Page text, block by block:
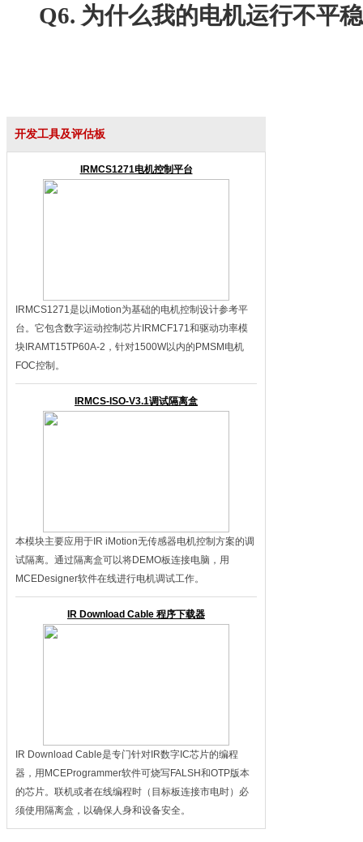
Q6. 为什么我的电机运行不平
开发工具及评估板
IRMCS1271电机控制平台
IRMCS1271是以iMotion为基础的电机控制设计参考平
台。它包含数字运动控制芯片IRMCF171和驱动功率模
块IRAMT15TP60A-2，针对1500W以内的PMSM电机
FOC控制。
IRMCS-ISO-V3.1调试隔离盒
本模块主要应用于IR iMotion无传感器电机控制方案的调
试隔离。通过隔离盒可以将DEMO板连接电脑，用
MCEDesigner软件在线进行电机调试工作。
IR Download Cable 程序下载器
IR Download Cable是专门针对IR数字IC芯片的编程
器，用MCEProgrammer软件可烧写FALSH和OTP版本
的芯片。联机或者在线编程时（目标板连接市电时）必
须使用隔离盒，以确保人身和设备安全。